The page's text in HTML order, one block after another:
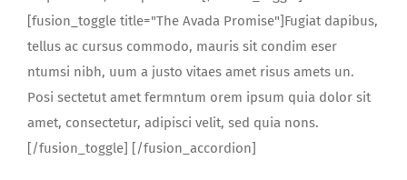
[fusion_toggle title="The Avada Promise"]Fugiat dapibus,
tellus ac cursus commodo, mauris sit condim eser
ntumsi nibh, uum a justo vitaes amet risus amets un.
Posi sectetut amet fermntum orem ipsum quia dolor sit
amet, consectetur, adipisci velit, sed quia nons.
[/fusion_toggle] [/fusion_accordion]